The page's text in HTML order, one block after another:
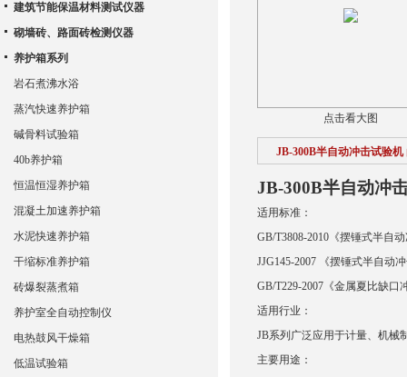
点击看大图
JB-300B半自动冲击试验机
JB-300B半自动冲
适用标准：
GB/T3808-2010《摆锤式半自
JJG145-2007 《摆锤式半自动
GB/T229-2007《金属夏比缺口
适用行业：
JB系列广泛应用于计量、机械
主要用途：
建筑节能保温材料测试仪器
砌墙砖、路面砖检测仪器
养护箱系列
岩石煮沸水浴
蒸汽快速养护箱
碱骨料试验箱
40b养护箱
恒温恒湿养护箱
混凝土加速养护箱
水泥快速养护箱
干缩标准养护箱
砖爆裂蒸煮箱
养护室全自动控制仪
电热鼓风干燥箱
低温试验箱